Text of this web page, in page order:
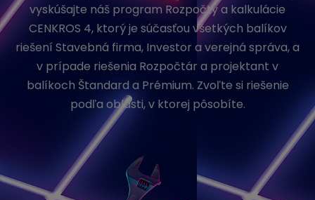
vyskúšajte náš program Rozpočty a kalkulácie
CENKROS 4, ktorý je súčasťou všetkých balíkov
riešení Stavebná firma, Investor a verejná správa, a
v prípade riešenia Rozpočtár a projektant v
balíkoch Štandard a Prémium. Zvoľte si riešenie
podľa oblasti, v ktorej pôsobíte.